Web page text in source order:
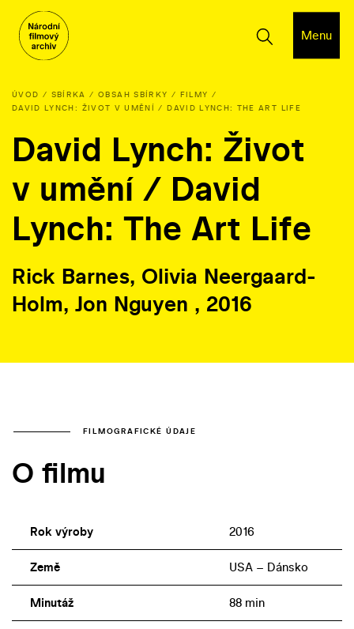
Menu
ÚVOD SBÍRKA OBSAH SBÍRKY
FILMY
DAVID LYNCH: ŽIVOT V UMĚNÍ / DAVID LYNCH: THE ART LIFE
David Lynch: Život
v umění / David
Lynch: The Art Life
Rick Barnes, Olivia Neergaard-
Holm, Jon Nguyen , 2016
FILMOGRAFICKÉ ÚDAJE
O filmu
Rok výroby 2016
Země USA – Dánsko
Minutáž 88 min